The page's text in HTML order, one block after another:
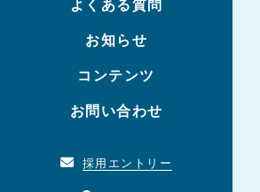
よくある質問
お知らせ
コンテンツ
お問い合わせ
採用エントリー